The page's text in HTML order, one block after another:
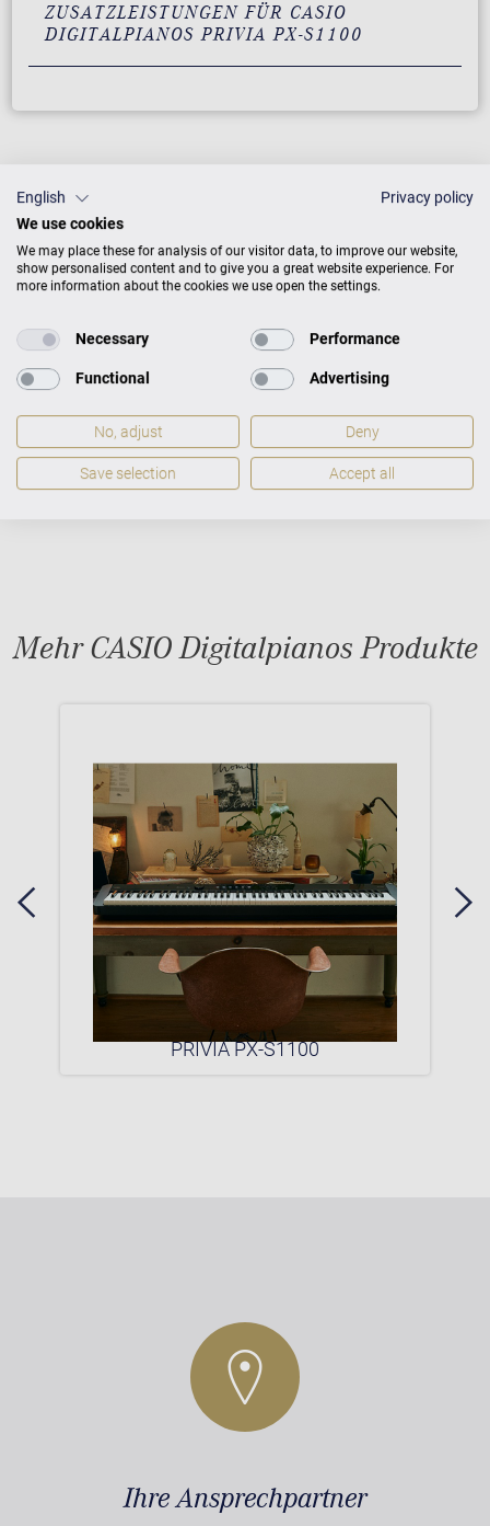
ZUSATZLEISTUNGEN FÜR CASIO
DIGITALPIANOS PRIVIA PX-S1100
Mehr CASIO Digitalpianos Produkte
PRIVIA PX-S1100
Ihre Ansprechpartner
English
Privacy policy
We use cookies
We may place these for analysis of our visitor data, to improve our website,
show personalised content and to give you a great website experience. For
more information about the cookies we use open the settings.
Necessary Performance
Functional Advertising
No, adjust Deny
Save selection Accept all